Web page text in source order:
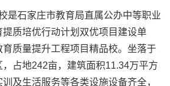
石家庄市教育局直属公办中等职业
质培优行动计划双优项目建设单
质量提升工程项目精品校。坐落于
占地242亩，建筑面积11.34万平方
及生活服务等各类设施设备齐全，